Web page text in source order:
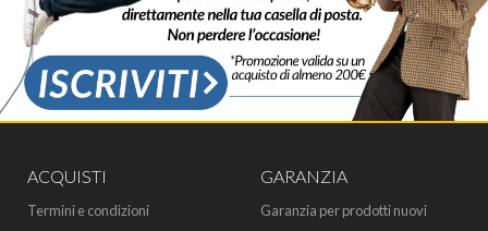
ACQUISTI
Termini e condizioni
GARANZIA
Garanzia per prodotti nuovi